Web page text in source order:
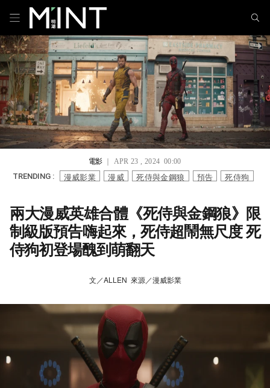
電影｜ APR 23 , 2024 00:00
TRENDING : 漫威影業 漫威 死侍與金鋼狼 預告 死侍狗
兩大漫威英雄合體《死侍與金鋼狼》限
制級版預告嗨起來，死侍超鬧無尺度 死
侍狗初登場醜到萌翻天
文／ALLEN 來源／漫威影業